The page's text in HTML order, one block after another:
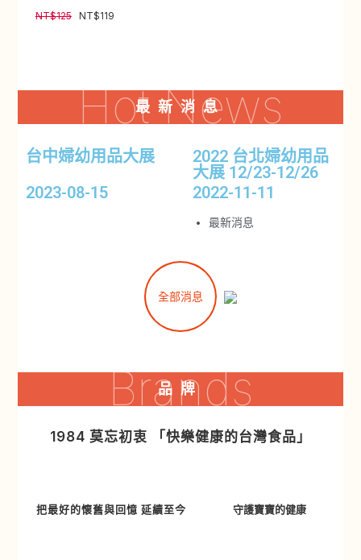
NT$125 NT$119
最新消息
Hot News
2023-08-15
台中婦幼用品大展
2022-11-11
最新消息
2022 台北婦幼用品
大展 12/23-12/26
全部消息
品牌
Brands
1984 莫忘初衷 「快樂健康的台灣食品」
把最好的懷舊與回憶 延續至今 守護寶寶的健康